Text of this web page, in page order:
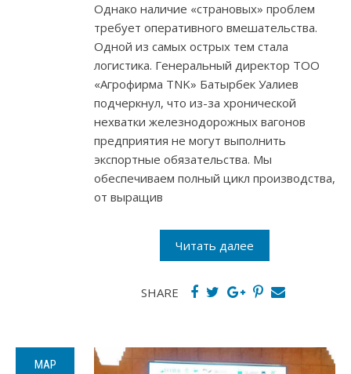
Однако наличие «страновых» проблем
требует оперативного вмешательства.
Одной из самых острых тем стала
логистика. Генеральный директор ТОО
«Агрофирма TNK» Батырбек Уалиев
подчеркнул, что из-за хронической
нехватки железнодорожных вагонов
предприятия не могут выполнить
экспортные обязательства. Мы
обеспечиваем полный цикл производства,
от выращив
Читать далее
SHARE
МАР